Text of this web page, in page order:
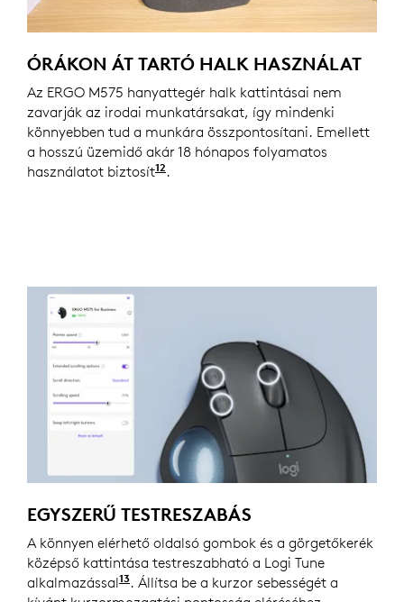
ÓRÁKON ÁT TARTÓ HALK HASZNÁLAT
Az ERGO M575 hanyattegér halk kattintásai nem
zavarják az irodai munkatársakat, így mindenki
könnyebben tud a munkára összpontosítani. Emellett
a hosszú üzemidő akár 18 hónapos folyamatos
használatot biztosít12 Az üzemidő a felhasználótól és
.
EGYSZERŰ TESTRESZABÁS
A könnyen elérhető oldalsó gombok és a görgetőkerék
középső kattintása testreszabható a Logi Tune
alkalmazással13Az eszköz testreszabásához töltse le
. Állítsa be a kurzor sebességét a